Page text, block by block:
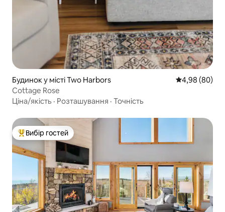
Будинок у місті Two Harbors Середня
4,98 (80)
Cottage Rose
Ціна/якість · Розташування · Точність
Топ вибір гостей
Вибір гостей